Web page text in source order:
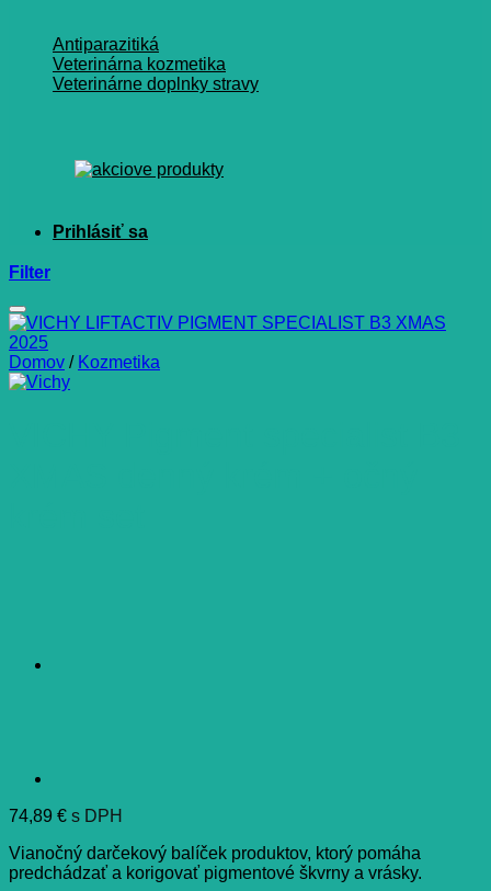
Antiparazitiká
Veterinárna kozmetika
Veterinárne doplnky stravy
Filter
Domov / Kozmetika
74,89 € s DPH
Vianočný darčekový balíček produktov, ktorý pomáha
predchádzať a korigovať pigmentové škvrny a vrásky.